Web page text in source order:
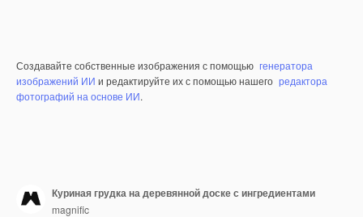
Создавайте собственные изображения с помощью генератора
изображений ИИ и редактируйте их с помощью нашего редактора
фотографий на основе ИИ.
Куриная грудка на деревянной доске с ингредиентами
magnific